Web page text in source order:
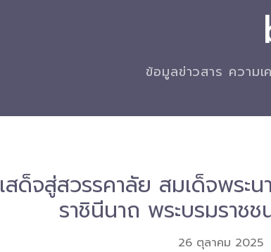
ข้อมูลข่าวสาร ความ
เสด็จสู่สวรรคาลัย สมเด็จพระ
ราชินีนาถ พระบรมราช
26 ตุลาคม 2025